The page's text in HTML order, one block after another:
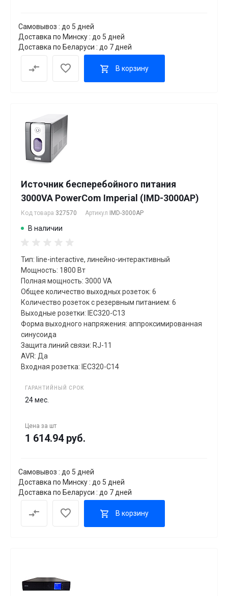
Самовывоз : до 5 дней
Доставка по Минску : до 5 дней
Доставка по Беларуси : до 7 дней
В корзину
Источник бесперебойного питания
3000VA PowerCom Imperial (IMD-3000AP)
Код товара 327570 Артикул IMD-3000AP
В наличии
Тип: line-interactive, линейно-интерактивный
Мощность: 1800 Вт
Полная мощность: 3000 VA
Общее количество выходных розеток: 6
Количество розеток с резервным питанием: 6
Выходные розетки: IEC320-C13
Форма выходного напряжения: аппроксимированная
синусоида
Защита линий связи: RJ-11
AVR: Да
Входная розетка: IEC320-C14
ГАРАНТИЙНЫЙ СРОК
24 мес.
Цена за шт
1 614.94 руб.
Самовывоз : до 5 дней
Доставка по Минску : до 5 дней
Доставка по Беларуси : до 7 дней
В корзину